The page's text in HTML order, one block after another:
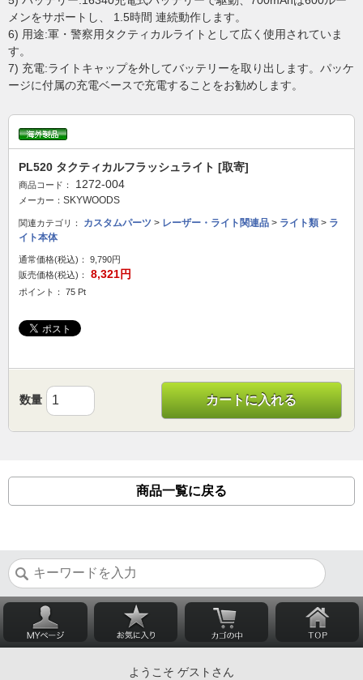
メンをサポートし、 1.5時間 連続動作します。
6) 用途:軍・警察用タクティカルライトとして広く使用されていま
す。
7) 充電:ライトキャップを外してバッテリーを取り出します。パッケ
ージに付属の充電ベースで充電することをお勧めします。
PL520 タクティカルフラッシュライト [取寄]
商品コード： 1272-004
メーカー： SKYWOODS
関連カテゴリ： カスタムパーツ > レーザー・ライト関連品 > ライト類 > ラ
イト本体
通常価格(税込)：
9,790円
販売価格(税込)：
8,321円
ポイント： 75 Pt
数量 カートに入れる
商品一覧に戻る
ようこそ ゲストさん